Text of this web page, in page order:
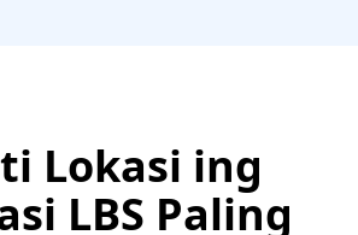
Lokasi ing
LBS Paling